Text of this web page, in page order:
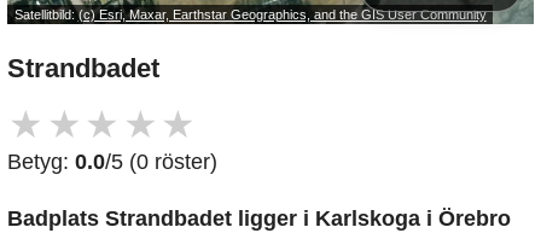
Satellitbild:(c) Esri, Maxar, Earthstar Geographics, and the GIS User Community
Strandbadet
★ ★ ★ ★ ★
Betyg: 0.0/5 (0 röster)
Badplats Strandbadet ligger i Karlskoga i Örebro